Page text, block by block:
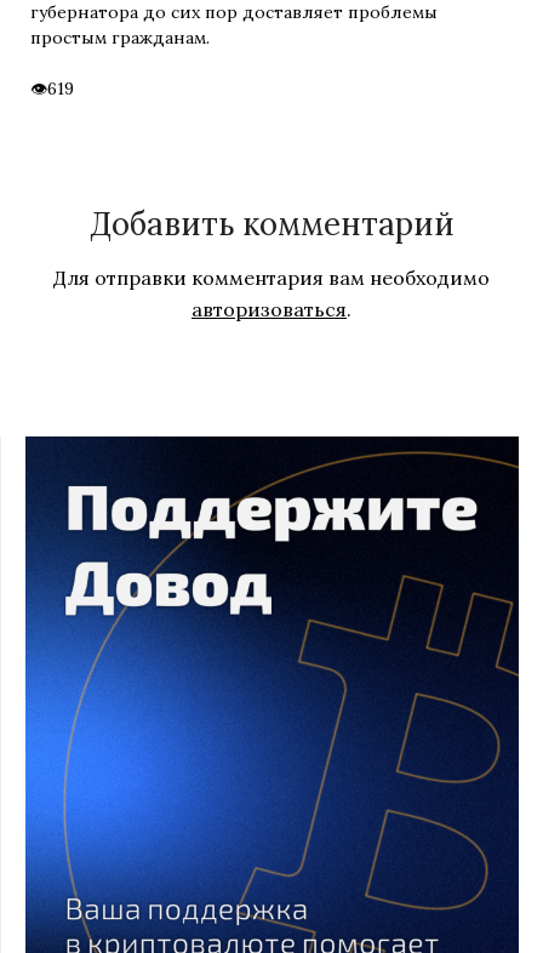
губернатора до сих пор доставляет проблемы
простым гражданам.
619
Добавить комментарий
Для отправки комментария вам необходимо
авторизоваться.